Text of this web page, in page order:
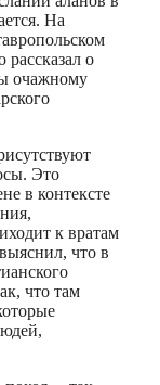
На
рассказал о
очажному
Это
в контексте
к вратам
что в
что там